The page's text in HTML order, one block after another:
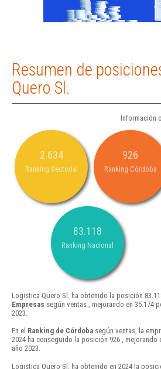
Resumen de
Quero Sl.
Información
2.634
Ranking Sectorial
926
Ranking Córdoba
83.118
Ranking Nacional
Logistica Quero Sl. ha obtenido la posición
Empresas según ventas , mejorando en 35.174
2023.
En el Ranking de Córdoba según ventas, la
2024 ha conseguido la posición 926 , mejorando
año 2023.
Logistica Quero Sl. ha obtenido en 2024 la